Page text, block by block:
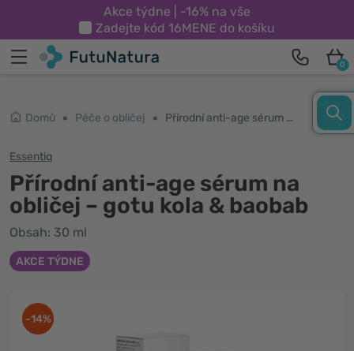
Akce týdne | -16% na vše
Zadejte kód 16MENE do košíku
0
Domů Péče o obličej Přírodní anti-age sérum na obličej – gotu kola & baobab
Essentiq
Přírodní anti-age sérum na
obličej – gotu kola & baobab
Obsah: 30 ml
AKCE TÝDNE
-14%